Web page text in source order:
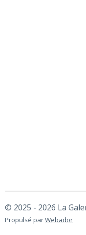
© 2025 - 2026 La
Propulsé parWebador